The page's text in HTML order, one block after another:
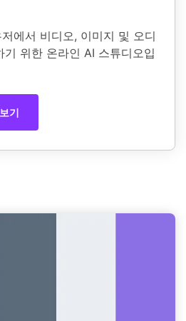
에서 비디오, 이미지 및 오디
기 위한 온라인 AI 스튜디오입
기